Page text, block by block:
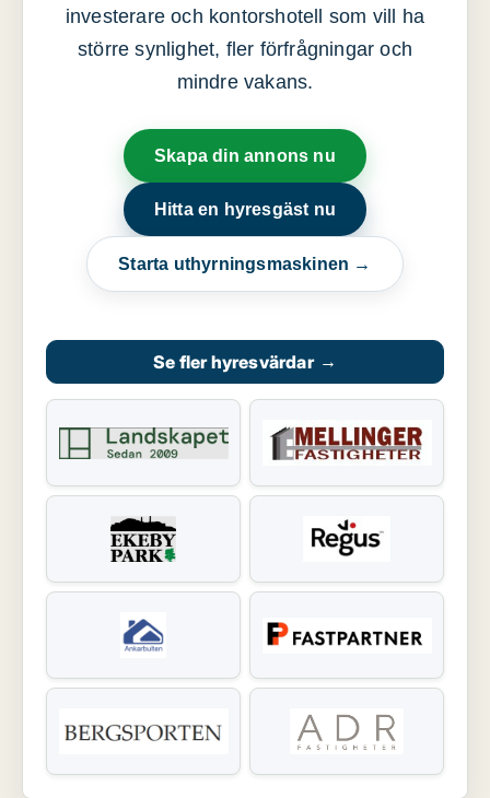
investerare och kontorshotell som vill ha
större synlighet, fler förfrågningar och
mindre vakans.
Skapa din annons nu
Hitta en hyresgäst nu
Starta uthyrningsmaskinen →
Se fler hyresvärdar →